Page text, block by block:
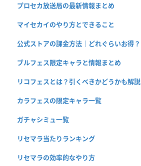
プロセカ放送局の最新情報まとめ
マイセカイのやり方とできること
公式ストアの課金方法｜どれぐらいお得？
ブルフェス限定キャラと情報まとめ
リコフェスとは？引くべきかどうかも解説
カラフェスの限定キャラ一覧
ガチャシミュ一覧
リセマラ当たりランキング
リセマラの効率的なやり方